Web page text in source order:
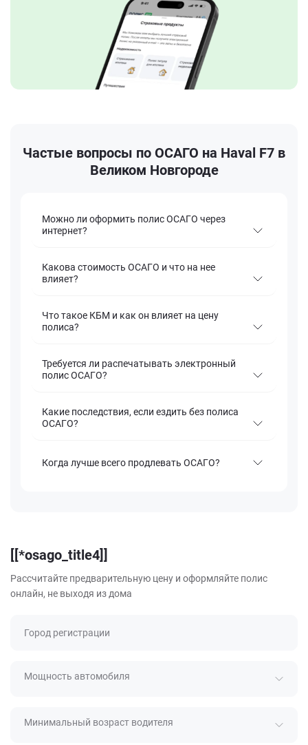
Частые вопросы по ОСАГО на Haval F7 в
Великом Новгороде
Можно ли оформить полис ОСАГО через
интернет?
Какова стоимость ОСАГО и что на нее
влияет?
Что такое КБМ и как он влияет на цену
полиса?
Требуется ли распечатывать электронный
полис ОСАГО?
Какие последствия, если ездить без полиса
ОСАГО?
Когда лучше всего продлевать ОСАГО?
[[*osago_title4]]
Рассчитайте предварительную цену и оформляйте полис
онлайн, не выходя из дома
Город регистрации
Мощность автомобиля
Минимальный возраст водителя